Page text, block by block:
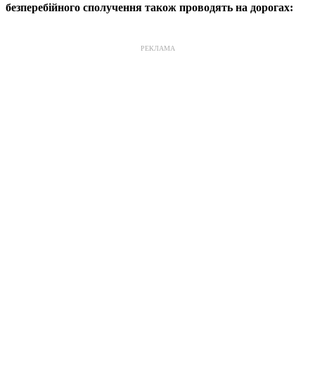
безперебійного сполучення також проводять на дорогах:
РЕКЛАМА